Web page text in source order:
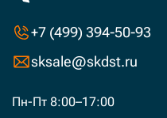
+7 (499) 394-50-93
sksale@skdst.ru
Пн-Пт 8:00–17:00